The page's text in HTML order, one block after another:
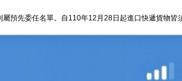
預先委任名單。自110年12月28日起進口快遞貨物皆